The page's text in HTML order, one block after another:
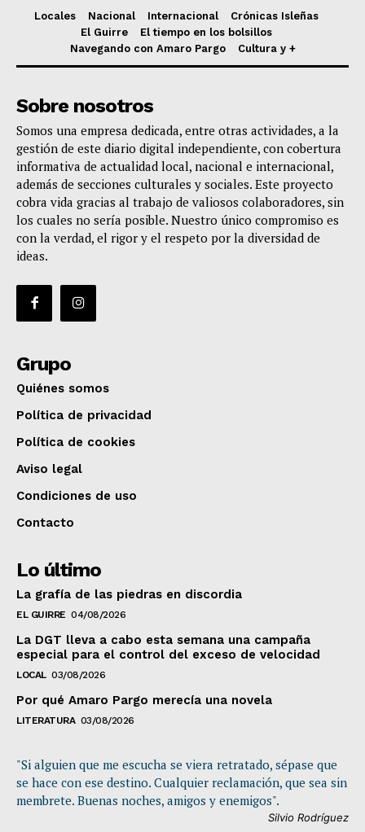
Locales Nacional Internacional
Crónicas Isleñas
El Guirre
El tiempo en los bolsillos
Navegando con Amaro Pargo
Cultura y +
Sobre nosotros
Somos una empresa dedicada, entre otras actividades, a la
gestión de este diario digital independiente, con cobertura
informativa de actualidad local, nacional e internacional,
además de secciones culturales y sociales. Este proyecto
cobra vida gracias al trabajo de valiosos colaboradores, sin
los cuales no sería posible. Nuestro único compromiso es
con la verdad, el rigor y el respeto por la diversidad de
ideas.
Grupo
Quiénes somos
Política de privacidad
Política de cookies
Aviso legal
Condiciones de uso
Contacto
Lo último
La grafía de las piedras en discordia
EL GUIRRE 04/08/2026
La DGT lleva a cabo esta semana una campaña
especial para el control del exceso de velocidad
LOCAL 03/08/2026
Por qué Amaro Pargo merecía una novela
LITERATURA 03/08/2026
"Si alguien que me escucha se viera retratado, sépase que
se hace con ese destino. Cualquier reclamación, que sea sin
membrete. Buenas noches, amigos y enemigos".
Silvio Rodríguez